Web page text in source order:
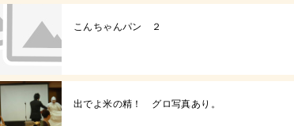
こんちゃんパン ２
出でよ米の精！ グロ写真あり。